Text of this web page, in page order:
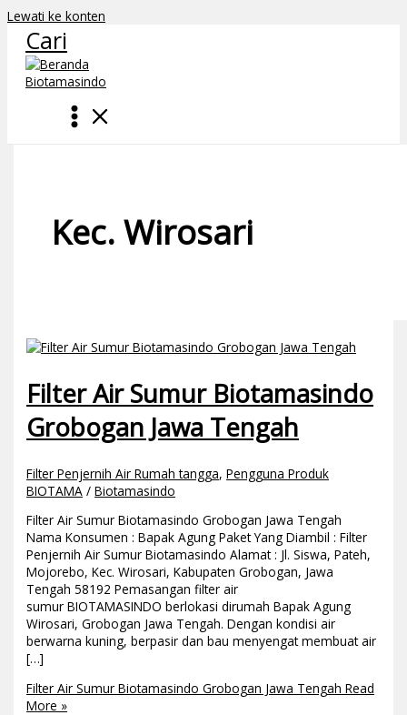
Lewati ke konten
Cari
Kec. Wirosari
Filter Air Sumur Biotamasindo
Grobogan Jawa Tengah
Filter Penjernih Air Rumah tangga,Pengguna Produk
BIOTAMA /Biotamasindo
Filter Air Sumur Biotamasindo Grobogan Jawa Tengah
Nama Konsumen : Bapak Agung Paket Yang Diambil : Filter
Penjernih Air Sumur Biotamasindo Alamat : Jl. Siswa, Pateh,
Mojorebo, Kec. Wirosari, Kabupaten Grobogan, Jawa
Tengah 58192 Pemasangan filter air
sumur BIOTAMASINDO berlokasi dirumah Bapak Agung
Wirosari, Grobogan Jawa Tengah. Dengan kondisi air
berwarna kuning, berpasir dan bau menyengat membuat air
[…]
Filter Air Sumur Biotamasindo Grobogan Jawa Tengah Read
More »